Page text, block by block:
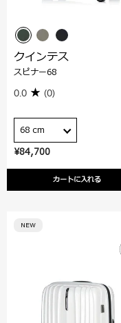
¥84,700
カートに入れる
クインテス
スピナー68
0.0 (0)
68 cm
NEW